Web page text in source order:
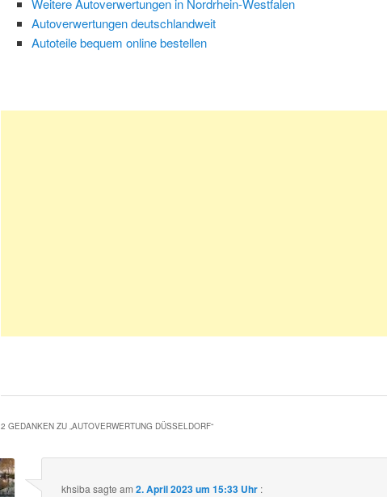
Weitere Autoverwertungen in Nordrhein-Westfalen
Autoverwertungen deutschlandweit
Autoteile bequem online bestellen
2 GEDANKEN ZU „AUTOVERWERTUNG DÜSSELDORF“
khsiba sagte am2. April 2023 um 15:33 Uhr :